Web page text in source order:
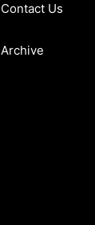
Contact Us
Archive